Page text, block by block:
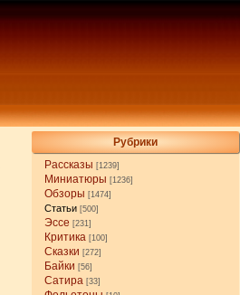
Рубрики
Рассказы [1239]
Миниатюры [1236]
Обзоры [1474]
Статьи [500]
Эссе [231]
Критика [100]
Сказки [272]
Байки [56]
Сатира [33]